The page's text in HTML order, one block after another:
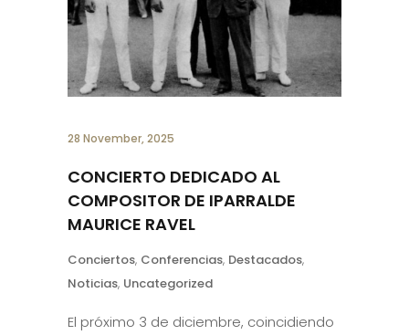
28 November, 2025
CONCIERTO DEDICADO AL
COMPOSITOR DE IPARRALDE
MAURICE RAVEL
Conciertos, Conferencias, Destacados,
Noticias, Uncategorized
El próximo 3 de diciembre, coincidiendo